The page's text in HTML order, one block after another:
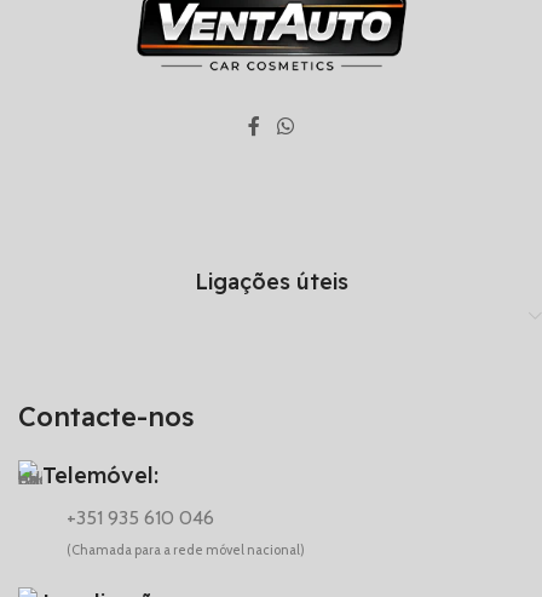
Contacte-nos
Telemóvel:
+351 935 610 046
(Chamada para a rede móvel nacional)
Ligações úteis